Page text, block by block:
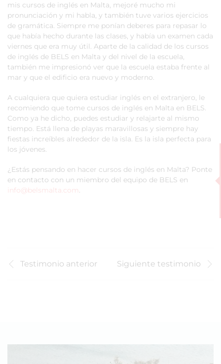
mis cursos de inglés en Malta, mejoré mucho mi
pronunciación y mi habla, y también tuve varios ejercicios
de gramática. Siempre me ponían deberes para repasar lo
que había hecho durante las clases, y había un examen cada
viernes que era muy útil. Aparte de la calidad de los cursos
de inglés de BELS en Malta y del nivel de la escuela,
también me impresionó ver que la escuela estaba frente al
mar y que el edificio era nuevo y moderno.
A cualquiera que quiera estudiar inglés en el extranjero, le
recomiendo que tome cursos de inglés en Malta en BELS.
Como ya he dicho, puedes estudiar y relajarte al mismo
tiempo. Está llena de playas maravillosas y siempre hay
fiestas increíbles alrededor de la isla. Es la isla perfecta para
los jóvenes.
¿Estás pensando en hacer cursos de inglés en Malta? Ponte
en contacto con un miembro del equipo de BELS en
info@belsmalta.com.
Testimonio anterior Siguiente testimonio